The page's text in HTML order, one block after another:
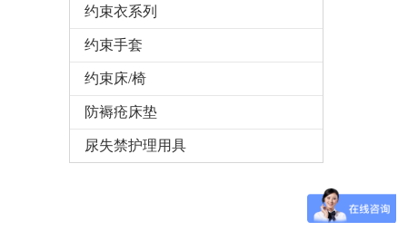
约束衣系列
约束手套
约束床/椅
防褥疮床垫
尿失禁护理用具